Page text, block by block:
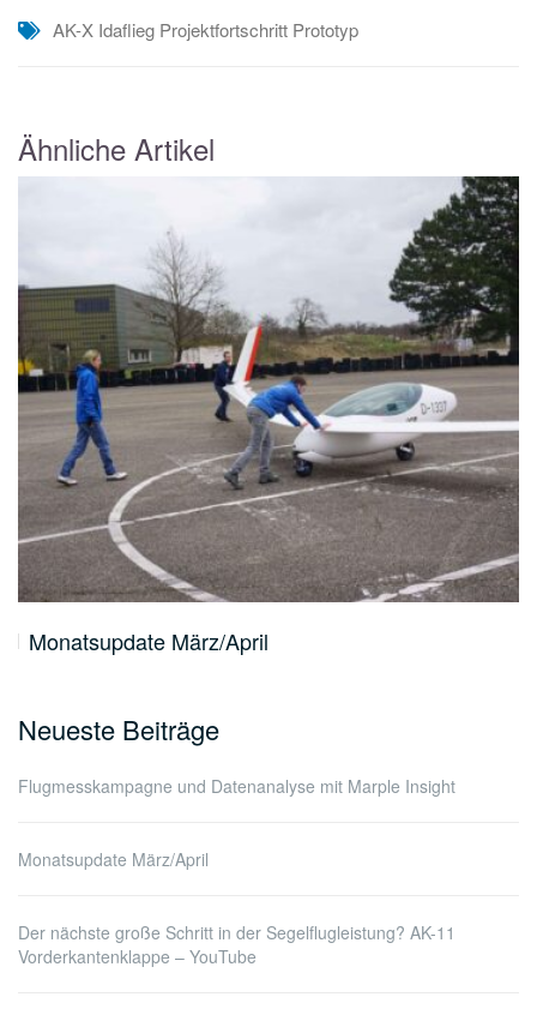
AK-X Idaflieg Projektfortschritt Prototyp
Ähnliche Artikel
Monatsupdate März/April
Neueste Beiträge
Flugmesskampagne und Datenanalyse mit Marple Insight
Monatsupdate März/April
Der nächste große Schritt in der Segelflugleistung? AK-11
Vorderkantenklappe – YouTube